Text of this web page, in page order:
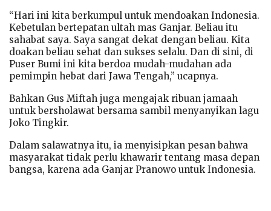
“Hari ini kita berkumpul untuk mendoakan Indonesia.
Kebetulan bertepatan ultah mas Ganjar. Beliau itu
sahabat saya. Saya sangat dekat dengan beliau. Kita
doakan beliau sehat dan sukses selalu. Dan di sini, di
Puser Bumi ini kita berdoa mudah-mudahan ada
pemimpin hebat dari Jawa Tengah,” ucapnya.
Bahkan Gus Miftah juga mengajak ribuan jamaah
untuk bersholawat bersama sambil menyanyikan lagu
Joko Tingkir.
Dalam salawatnya itu, ia menyisipkan pesan bahwa
masyarakat tidak perlu khawarir tentang masa depan
bangsa, karena ada Ganjar Pranowo untuk Indonesia.